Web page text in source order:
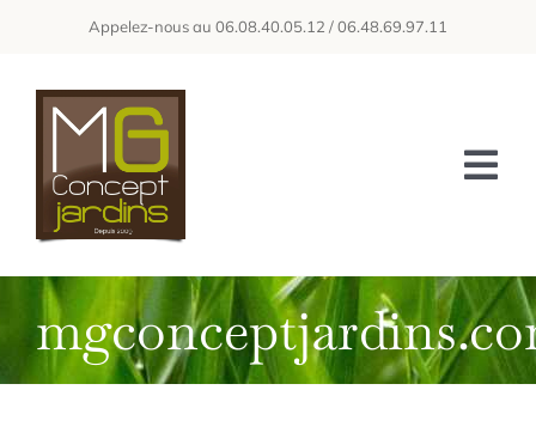
contenu
Appelez-nous au 06.08.40.05.12 / 06.48.69.97.11
ACCUEIL
A PROPOS DE NOUS
NOS SERVICES